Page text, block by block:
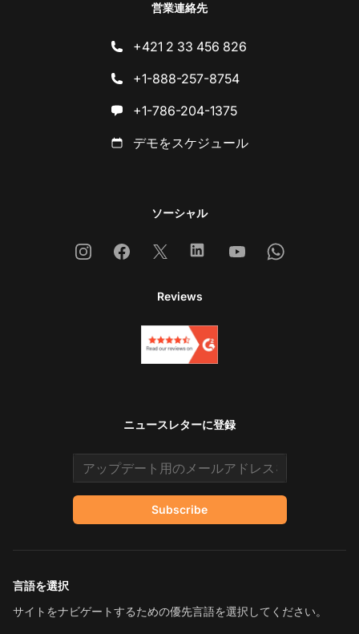
営業連絡先
+421 2 33 456 826
+1-888-257-8754
+1-786-204-1375
デモをスケジュール
ソーシャル
InstagramFacebook
X LinkedinYoutubeWhatsapp
Reviews
ニュースレターに登録
Email address
Subscribe
言語を選択
サイトをナビゲートするための優先言語を選択してください。